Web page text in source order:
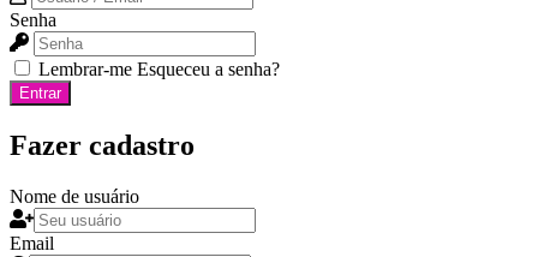
Senha
Lembrar-me Esqueceu a senha?
Entrar
Fazer cadastro
Nome de usuário
Email